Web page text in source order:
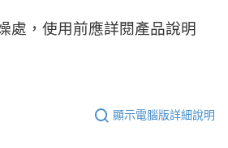
處，使用前應詳閱產品說明
顯示電腦版詳細說明